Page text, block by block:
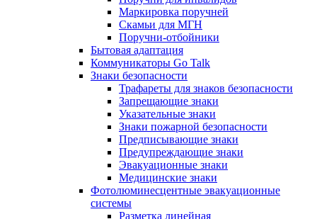
Маркировка поручней
Скамьи для МГН
Поручни-отбойники
Бытовая адаптация
Коммуникаторы Go Talk
Знаки безопасности
Трафареты для знаков безопасности
Запрещающие знаки
Указательные знаки
Знаки пожарной безопасности
Предписывающие знаки
Предупреждающие знаки
Эвакуационные знаки
Медицинские знаки
Фотолюминесцентные эвакуационные
системы
Разметка линейная